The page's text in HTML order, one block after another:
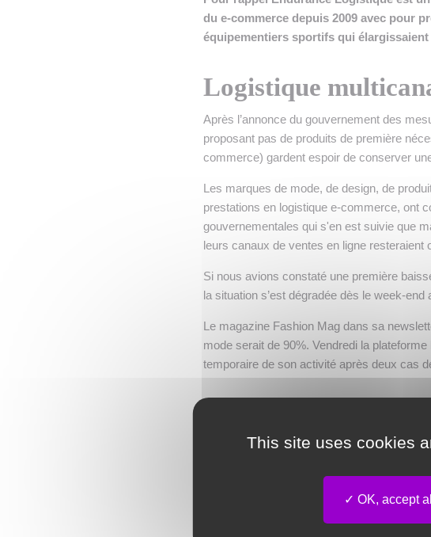
👉 PLANNING EDITORIAL•
👉 INSCRIRE
du e-commerce depuis 2009 avec pour
équipementiers sportifs qui
Logistique
Après l’annonce du gouvernement des
proposant pas de produits de première
commerce) gardent espoir de conserver
Les marques de mode, de design, de
prestations en logistique e-commerce, ont
gouvernementales qui s'en est suivie que
leurs canaux de ventes en ligne resteraient
Si nous avions constaté une première
la situation s’est dégradée dès le week-
Le magazine Fashion Mag dans sa
mode serait de 90%. Vendredi la
temporaire de son activité après deux cas
Les pures player
domaine du paramédical et du bien-être.
This site uses cookies
OK, accept all